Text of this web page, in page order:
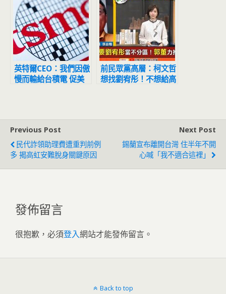
英特爾CEO：我們因傲
慢而輸給台積電 促美
前民眾黨高層：柯文哲
想找劉宥彤！不想給高
Previous Post
民代詐領助理費遭重判前例
多 揭高虹安難脫身關鍵原因
Next Post
錫蘭宣布離開台灣 住半年不開
心喊「我不適合這裡」
發佈留言
很抱歉，必須登入網站才能發佈留言。
Back to top